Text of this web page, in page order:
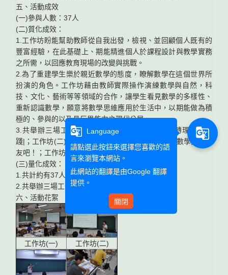
五、活動成效
(一)參與人數：37人
(二)質化成效：
1.工作坊盼能幫助教師從自我出發，檢視、並回顧個人既有的
豐富經驗，在此基礎上、期能精進個人於課程設計與教學實務
之所需，以回應教育現場的改變與挑戰。
2.為了重建學生樂於親近數學的態度，瞭解數學在這個世界所
扮演的角色。工作坊藉由教師實際操作演練數學與自然，科
技、文化、藝術等等領域的合作，讓學生看見數學的多樣性、
重新認識數學，願意將數學思維應用於生活中，以期能做為積
極的、參與的以及具反思能力之現代公民。
3.共舉辦三場工作坊：工作坊(一)創意課堂：翻轉理念與實
踐|；工作坊(二)數學與其他領域的融滲教學之旅-與數學交個朋
友吧！；工作坊(三)從「我」到「我們」
(三)量化成效：
1.共計約有37人參與，包含校內外教師。
2.共舉辦三場工作坊。
六、活動花絮
工作坊(一) 工作坊(二)
g_translate
Language
請點選此按鈕來選擇您喜歡的語
言來瀏覽本網站。
此網站的翻譯是由Google 翻譯
提供。
關閉
g_translate